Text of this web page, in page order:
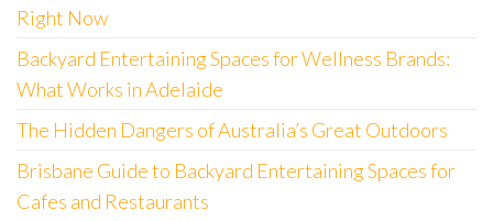
Right Now
Backyard Entertaining Spaces for Wellness Brands:
What Works in Adelaide
The Hidden Dangers of Australia’s Great Outdoors
Brisbane Guide to Backyard Entertaining Spaces for
Cafes and Restaurants